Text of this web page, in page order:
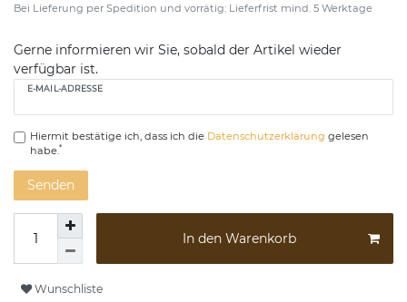
Bei Lieferung per Spedition und vorrätig: Lieferfrist mind. 5 Werktage
Gerne informieren wir Sie, sobald der Artikel wieder
verfügbar ist.
E-MAIL-ADRESSE
Hiermit bestätige ich, dass ich die Daten­schutz­erklärung gelesen
habe.*
Senden
In den Warenkorb
Wunschliste